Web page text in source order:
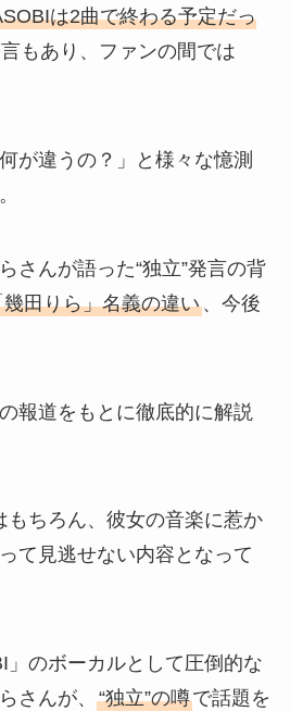
は2曲で終わる予定だっ
もあり、ファンの間では
が違うの？」と様々な憶測
さんが語った“独立”発言の背
田りら」名義の違い、今後
報道をもとに徹底的に解説
もちろん、彼女の音楽に惹か
て見逃せない内容となって
」のボーカルとして圧倒的な
さんが、 “独立”の噂で話題を